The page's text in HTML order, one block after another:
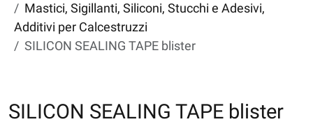
Mastici, Sigillanti, Siliconi, Stucchi e Adesivi,
Additivi per Calcestruzzi
SILICON SEALING TAPE blister
SILICON SEALING TAPE blister